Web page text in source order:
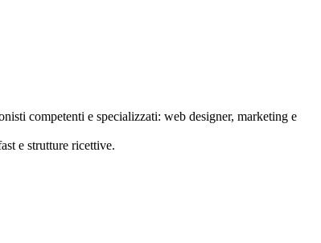
competenti e specializzati: web designer, marketing e
e strutture ricettive.